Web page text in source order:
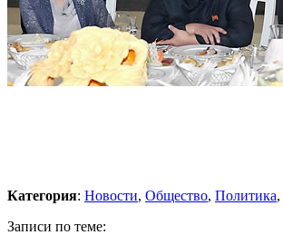
Категория: Новости, Общество, Политика,
Записи по теме: